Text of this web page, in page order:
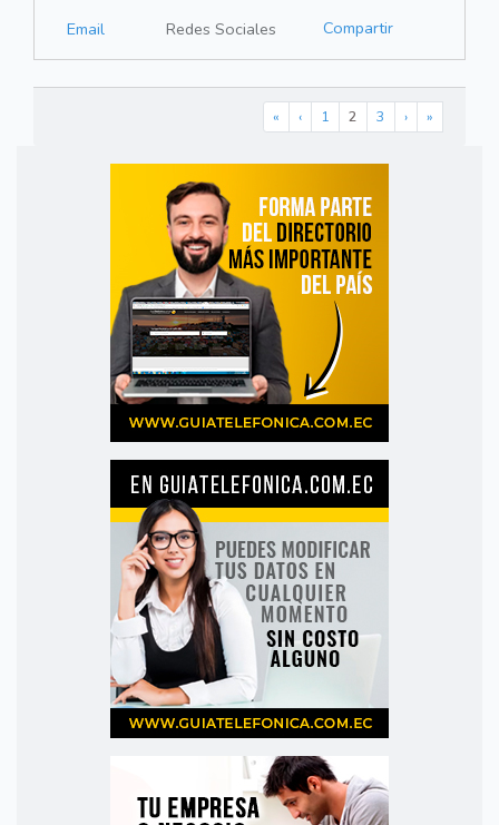
Email
Redes Sociales Compartir
« ‹ 1 2 3 › »